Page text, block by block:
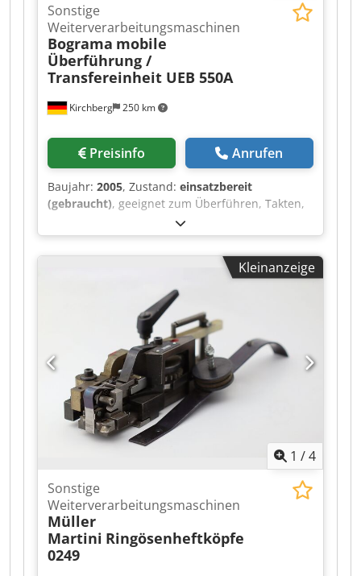
Kirchberg 250 km
Sonstige
Weiterverarbeitungsmaschinen
Bograma mobile
Überführung /
Transfereinheit UEB 550A
Preisinfo Anrufen
Baujahr: 2005, Zustand: einsatzbereit
(gebraucht), geeignet zum Überführen, Takten,
Ausbrechen, Ausblasen Cjdpfx Ahsh Svyvj Reha
Kleinanzeige
1 /4
Sonstige
Weiterverarbeitungsmaschinen
Müller
Martini Ringösenheftköpfe
0249